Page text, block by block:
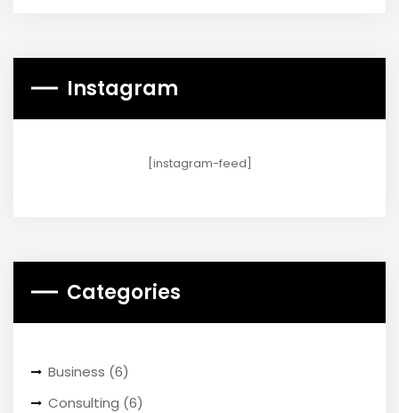
Instagram
[instagram-feed]
Categories
Business (6)
Consulting (6)